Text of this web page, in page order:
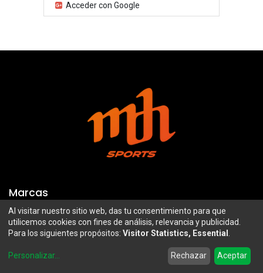
Wishlist Account
Acceder con Google
Marcas
Troy Lee Designs
100%
Airoh
Mazawi
SIDI
Al visitar nuestro sitio web, das tu consentimiento para que
utilicemos cookies con fines de análisis, relevancia y publicidad.
Para los siguientes propósitos: Visitor Statistics, Essential
Personalizar... Rechazar Aceptar